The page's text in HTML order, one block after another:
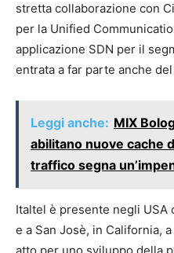
stretta collaborazione con
per la Unified
applicazione SDN per il
entrata a far parte anche
Leggi anche: MIX
abilitano nuove cache
traffico segna
Italtel è presente negli USA
e a San Josè, in California,